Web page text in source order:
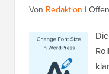
Von Redaktion |